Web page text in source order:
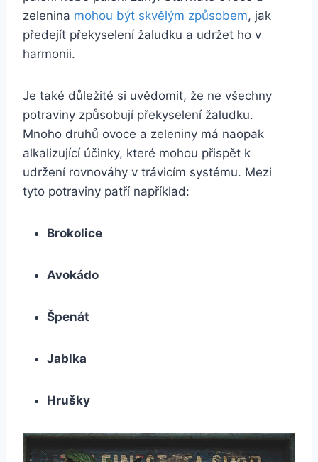
zelenina mohou být skvělým způsobem, jak
předejít překyselení žaludku a udržet ho v
harmonii.
Je také důležité si uvědomit, že ne všechny
potraviny způsobují překyselení žaludku.
Mnoho druhů ovoce a zeleniny má naopak
alkalizující účinky, které mohou přispět k
udržení rovnováhy v trávicím systému. Mezi
tyto potraviny patří například:
Brokolice
Avokádo
Špenát
Jablka
Hrušky